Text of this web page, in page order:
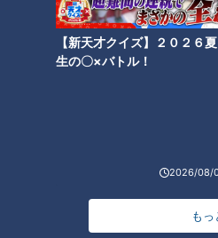
【新天才クイズ】２０２６
生の〇×バトル！
2026/08/
もっ
「心筋梗塞」生死の分
さ”もきっかけに！発